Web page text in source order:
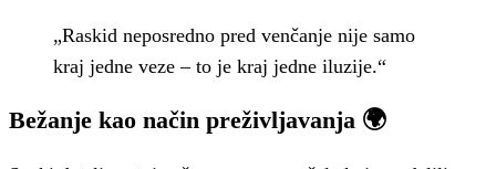
„Raskid neposredno pred venčanje nije samo
kraj jedne veze – to je kraj jedne iluzije.“
Bežanje kao način preživljavanja 🌍